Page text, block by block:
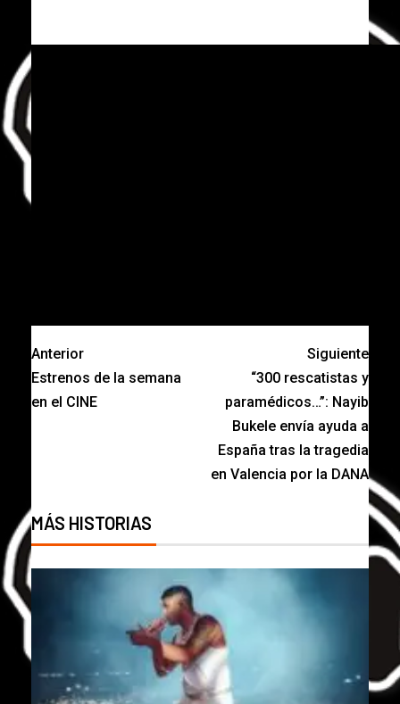
Anterior
Estrenos de la semana
en el CINE
Siguiente
“300 rescatistas y
paramédicos…”: Nayib
Bukele envía ayuda a
España tras la tragedia
en Valencia por la DANA
MÁS HISTORIAS